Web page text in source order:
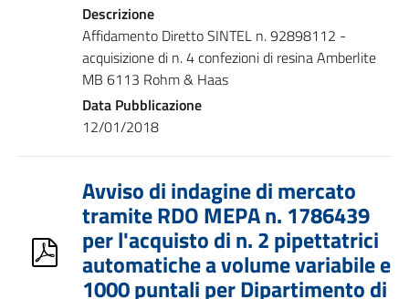
Descrizione
Affidamento Diretto SINTEL n. 92898112 -
acquisizione di n. 4 confezioni di resina Amberlite
MB 6113 Rohm & Haas
Data Pubblicazione
12/01/2018
Avviso di indagine di mercato
tramite RDO MEPA n. 1786439
per l'acquisto di n. 2 pipettatrici
automatiche a volume variabile e
1000 puntali per Dipartimento di